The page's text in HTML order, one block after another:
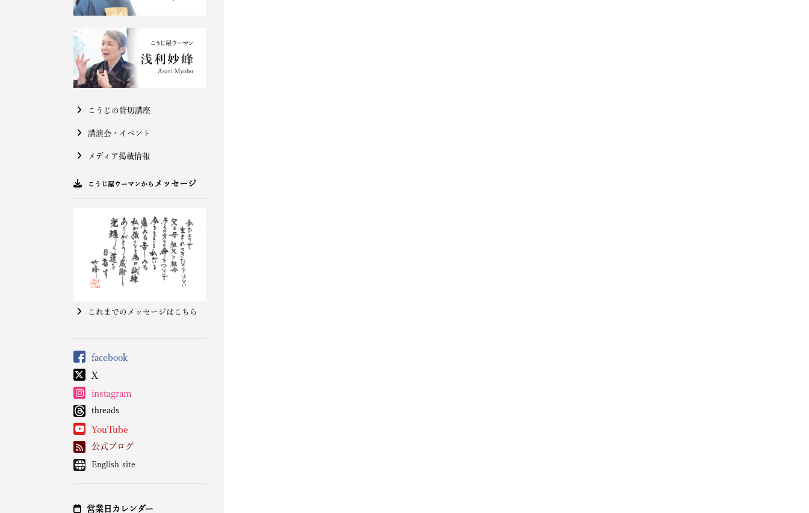
こうじの貸切講座
講演会・イベント
メディア掲載情報
こうじ屋ウーマンから メッセージ
これまでのメッセージはこちら
facebook
X
instagram
threads
YouTube
公式ブログ
English site
営業日カレンダー